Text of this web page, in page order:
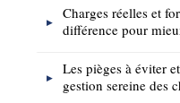
Charges réelles et
différence pour
Les pièges à éviter
gestion sereine des